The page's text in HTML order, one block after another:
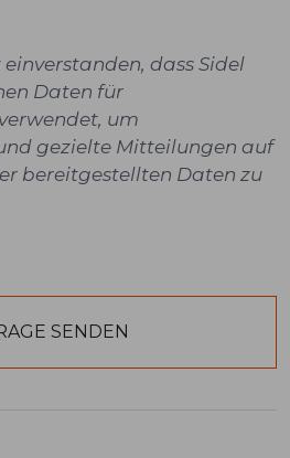
dass Sidel
Daten für
um
gezielte Mitteilungen auf
bereitgestellten Daten zu